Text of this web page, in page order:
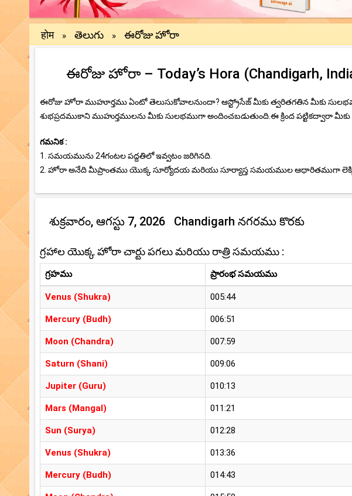
होम » తెలుగు » ఈరోజు హోరా
ఈరోజు హోరా – Today’s Hora (Chandigarh, India
ఈరోజు హోరా ముహూర్తము ఏంటో తెలుసుకోవాలనుందా? ఆస్ట్రోసేజ్ మీకు త్వరితగతిన మీకు
శుభప్రదముకాని ముహుర్తములను మీకు సులభముగా అందించబడుతుంది.ఈ క్రింద పట్టికద్వారా
గమనిక :
1. సమయమును 24గంటల పద్దతిలో ఇవ్వటం జరిగినది.
2. హోరా అనేది మీప్రాంతము యొక్క సూర్యోదయ మరియు సూర్యాస్త సమయముల ఆధారితముగా
శుక్రవారం, ఆగస్టు 7, 2026 Chandigarh నగరము కొరకు
గ్రహాల యొక్క హోరా చార్టు పగలు మరియు రాత్రి సమయము :
గ్రహము ప్రారంభ సమయము
Venus (Shukra) 005:44
Mercury (Budh) 006:51
Moon (Chandra) 007:59
Saturn (Shani) 009:06
Jupiter (Guru) 010:13
Mars (Mangal) 011:21
Sun (Surya) 012:28
Venus (Shukra) 013:36
Mercury (Budh) 014:43